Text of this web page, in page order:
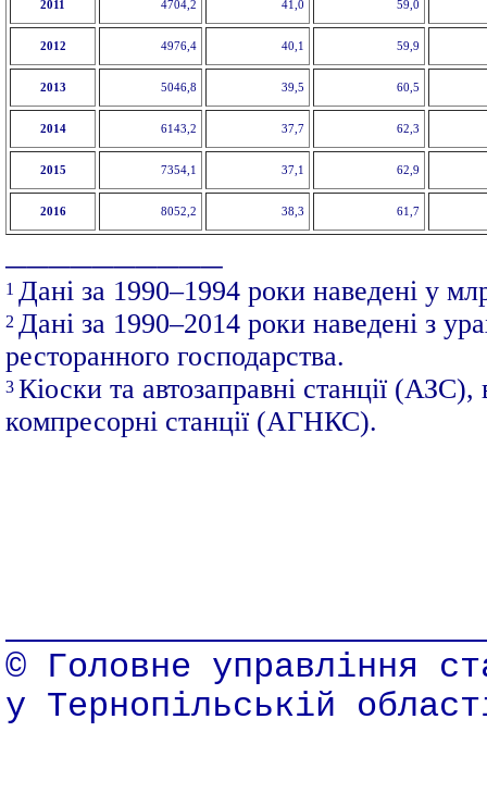
2011 4704,2 41,0 59,0
2012 4976,4 40,1 59,9
2013 5046,8 39,5 60,5
2014 6143,2 37,7 62,3
2015 7354,1 37,1 62,9
2016 8052,2 38,3 61,7
1 Дані за 1990–1994 роки наведені у
2 Дані за 1990–2014 роки наведені з
ресторанного господарства.
3 Кіоски та автозаправні станції
компресорні станції (АГНКС).
© Головне управління
у Тернопільській